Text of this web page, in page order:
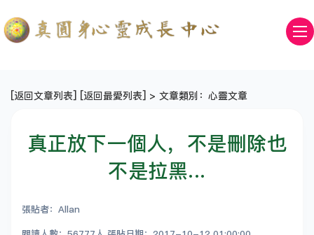
[返回文章列表] [返回最愛列表] > 文章類別：心靈文章
真正放下一個人，不是刪除也
不是拉黑...
張貼者：Allan